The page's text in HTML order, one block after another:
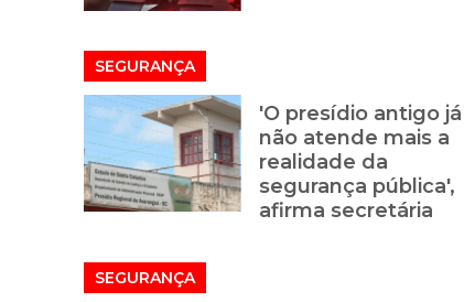
SEGURANÇA
'O presídio antigo já
não atende mais a
realidade da
segurança pública',
afirma secretária
SEGURANÇA